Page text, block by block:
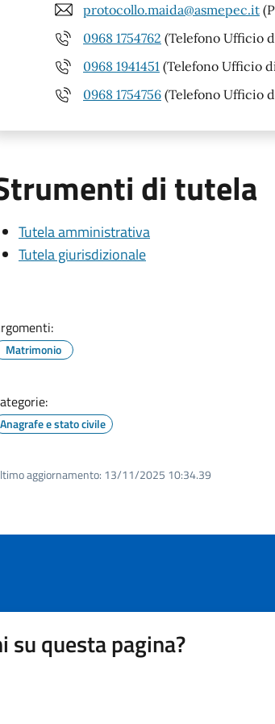
protocollo.maida@asmepec.it
0968 1754762 (Telefono Ufficio
0968 1941451 (Telefono Ufficio
0968 1754756 (Telefono Ufficio
di tutela
Tutela amministrativa
Tutela giurisdizionale
Matrimonio
Anagrafe e stato civile
aggiornamento: 13/11/2025 10:34.39
su questa pagina?